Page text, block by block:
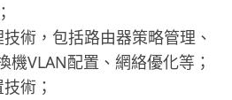
術，包括路由器策略管理、
機VLAN配置、網絡優化等；
術；